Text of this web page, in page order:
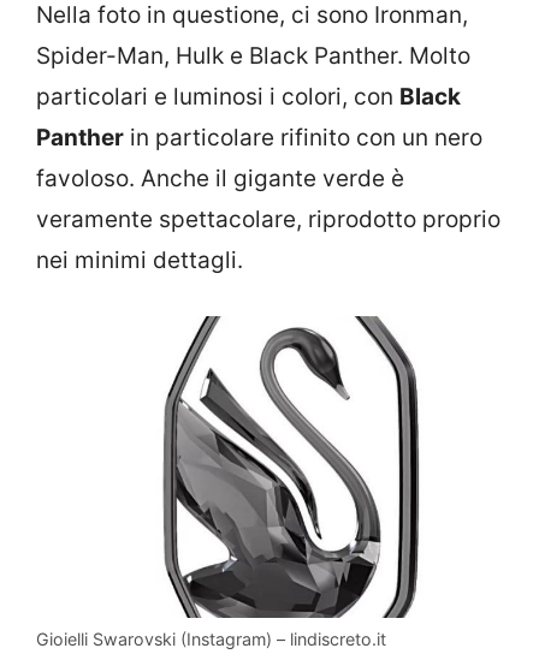
Nella foto in questione, ci sono Ironman,
Spider-Man, Hulk e Black Panther. Molto
particolari e luminosi i colori, con Black
Panther in particolare rifinito con un nero
favoloso. Anche il gigante verde è
veramente spettacolare, riprodotto proprio
nei minimi dettagli.
Gioielli Swarovski (Instagram) – lindiscreto.it